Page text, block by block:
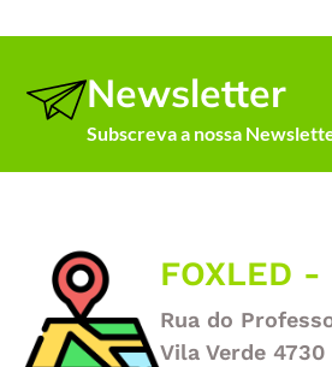
Newsletter
Subscreva a nossa
FOXLED -
Rua do
Vila Verde